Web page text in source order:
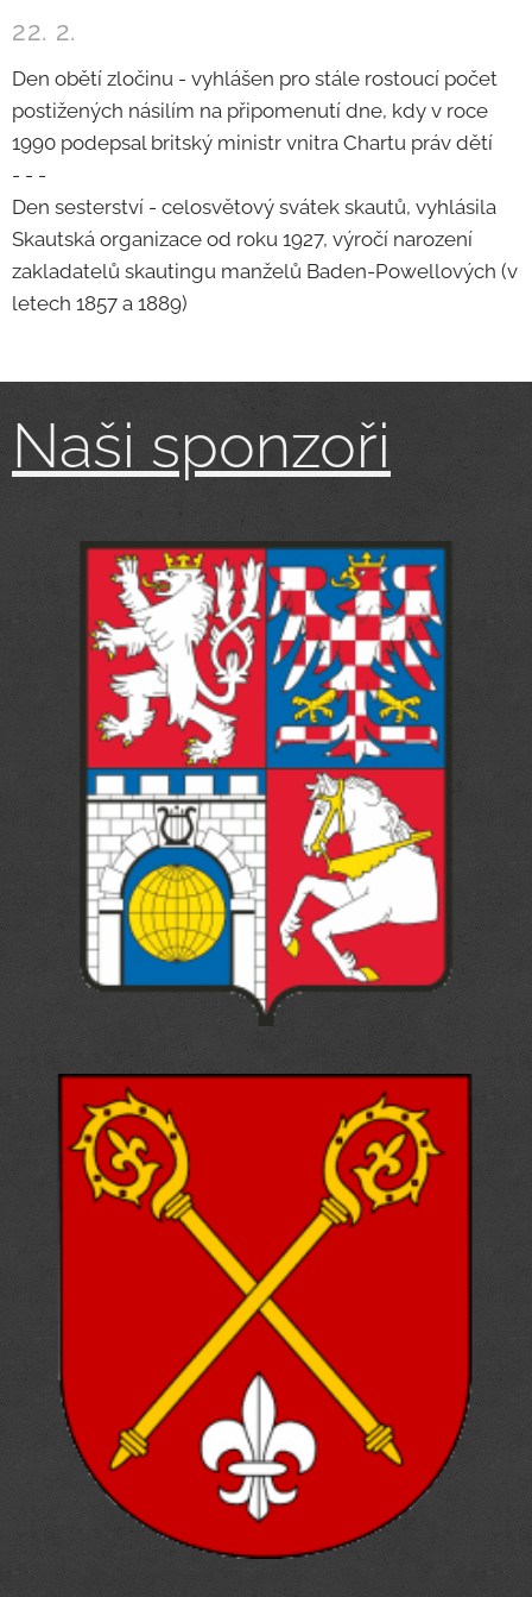
22. 2.
Den obětí zločinu - vyhlášen pro stále rostoucí počet
postižených násilím na připomenutí dne, kdy v roce
1990 podepsal britský ministr vnitra Chartu práv dětí
- - -
Den sesterství - celosvětový svátek skautů, vyhlásila
Skautská organizace od roku 1927, výročí narození
zakladatelů skautingu manželů Baden-Powellových (v
letech 1857 a 1889)
Naši sponzoři